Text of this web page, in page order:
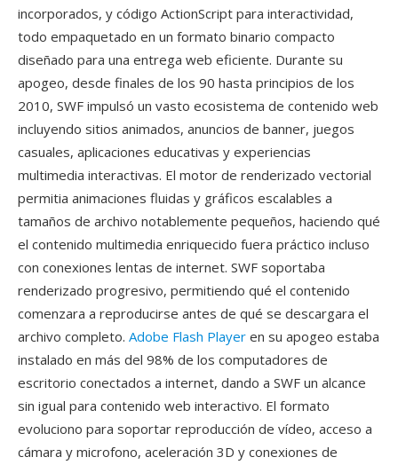
incorporados, y código ActionScript para interactividad,
todo empaquetado en un formato binario compacto
diseñado para una entrega web eficiente. Durante su
apogeo, desde finales de los 90 hasta principios de los
2010, SWF impulsó un vasto ecosistema de contenido web
incluyendo sitios animados, anuncios de banner, juegos
casuales, aplicaciones educativas y experiencias
multimedia interactivas. El motor de renderizado vectorial
permitia animaciones fluidas y gráficos escalables a
tamaños de archivo notablemente pequeños, haciendo qué
el contenido multimedia enriquecido fuera práctico incluso
con conexiones lentas de internet. SWF soportaba
renderizado progresivo, permitiendo qué el contenido
comenzara a reproducirse antes de qué se descargara el
archivo completo. Adobe Flash Player en su apogeo estaba
instalado en más del 98% de los computadores de
escritorio conectados a internet, dando a SWF un alcance
sin igual para contenido web interactivo. El formato
evoluciono para soportar reproducción de vídeo, acceso a
cámara y microfono, aceleración 3D y conexiones de